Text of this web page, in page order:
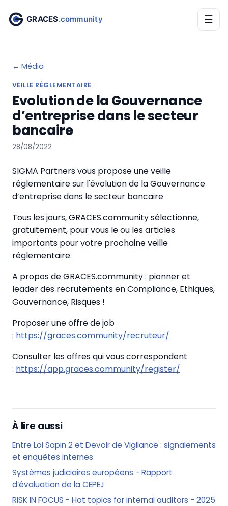
☰
← Média
VEILLE RÉGLEMENTAIRE
Evolution de la Gouvernance
d’entreprise dans le secteur
bancaire
28/08/2022
SIGMA Partners vous propose une veille
réglementaire sur l'évolution de la Gouvernance
d’entreprise dans le secteur bancaire
Tous les jours, GRACES.community sélectionne,
gratuitement, pour vous le ou les articles
importants pour votre prochaine veille
réglementaire.
A propos de GRACES.community : pionner et
leader des recrutements en Compliance, Ethiques,
Gouvernance, Risques !
Proposer une offre de job
: https://graces.community/recruteur/
Consulter les offres qui vous correspondent
: https://app.graces.community/register/
À lire aussi
Entre Loi Sapin 2 et Devoir de Vigilance : signalements
et enquêtes internes
Systèmes judiciaires européens - Rapport
d’évaluation de la CEPEJ
RISK IN FOCUS - Hot topics for internal auditors - 2025